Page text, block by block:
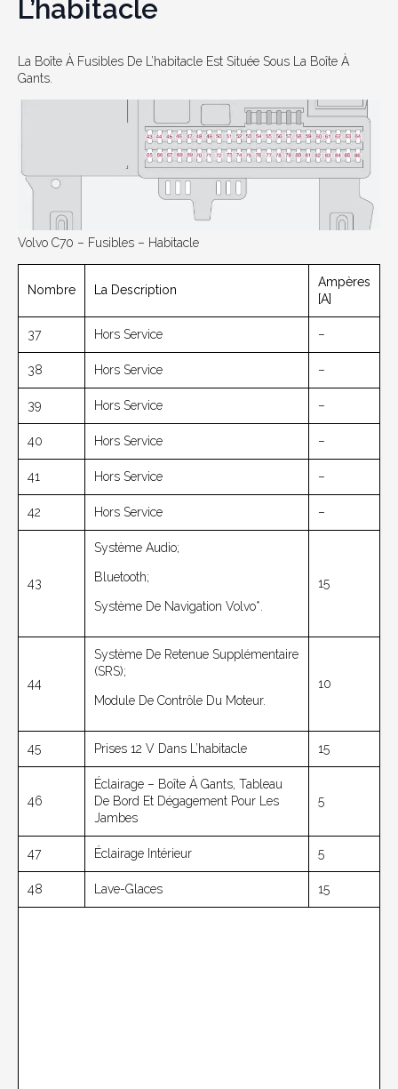
L’habitacle
La Boîte À Fusibles De L’habitacle Est Située Sous La Boîte À
Gants.
Volvo C70 – Fusibles – Habitacle
Nombre La Description
Ampères
[A]
37 Hors Service –
38 Hors Service –
39 Hors Service –
40 Hors Service –
41 Hors Service –
42 Hors Service –
43
Système Audio;
Bluetooth;
Système De Navigation Volvo*.
15
44
Système De Retenue Supplémentaire
(SRS);
Module De Contrôle Du Moteur.
10
45 Prises 12 V Dans L’habitacle 15
46
Éclairage – Boîte À Gants, Tableau
De Bord Et Dégagement Pour Les
Jambes
5
47 Éclairage Intérieur 5
48 Lave-Glaces 15